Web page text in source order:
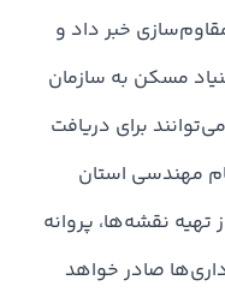
خبر داد و
مسکن به سازمان
برای دریافت
مهندسی استان
نقشه‌ها، پروانه
صادر خواهد